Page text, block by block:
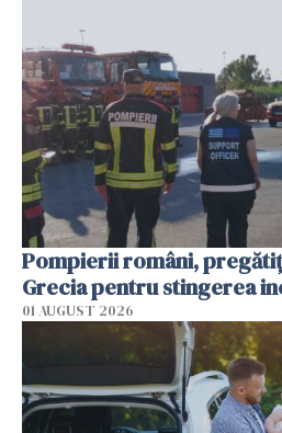
Pompierii români,
Grecia pentru stingerea
01 AUGUST 2026